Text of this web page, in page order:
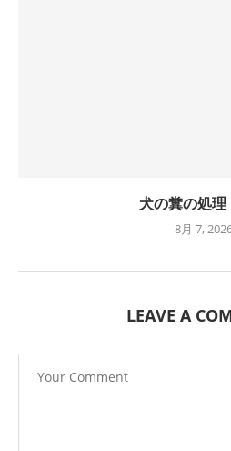
犬の糞の処
8月 7,
LEAVE A